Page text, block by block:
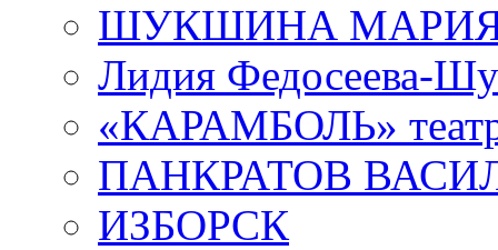
ШУКШИНА
Лидия Федосеева-
«КАРАМБОЛЬ»
ПАНКРАТОВ
ИЗБОРСК